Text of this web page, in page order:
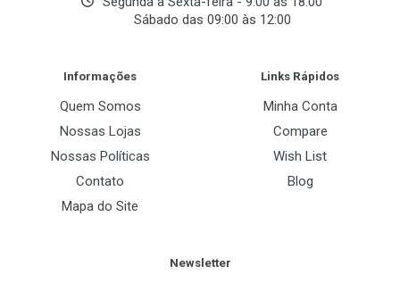
DirectX
OpenGL
Sábado das 09:00 às 12:00
Informações
Quem Somos
Nossas Lojas
Nossas Políticas
Contato
Mapa do Site
Links Rápidos
Minha Conta
Compare
Wish List
Blog
Newsletter